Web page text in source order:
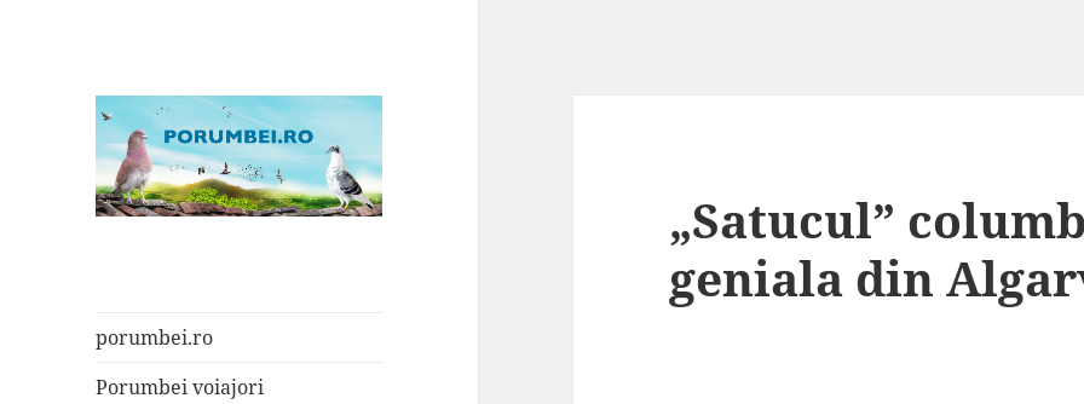
porumbei.ro
Porumbei voiajori
„Satucul”
geniala din